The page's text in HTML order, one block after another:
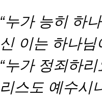
“누가 능히 하
신 이는 하나님
“누가 정죄하
리스도 예수시